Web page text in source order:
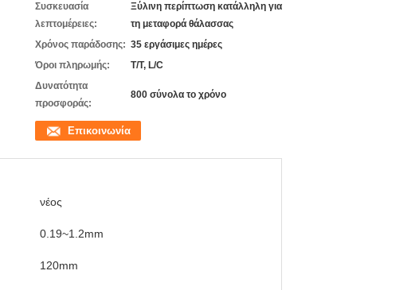
Συσκευασία
λεπτομέρειες:
Ξύλινη περίπτωση κατάλληλη για
τη μεταφορά θάλασσας
Χρόνος παράδοσης: 35 εργάσιμες ημέρες
Όροι πληρωμής:
T/T, L/C
Δυνατότητα
προσφοράς:
800 σύνολα το χρόνο
Επικοινωνία
νέος
0.19~1.2mm
120mm